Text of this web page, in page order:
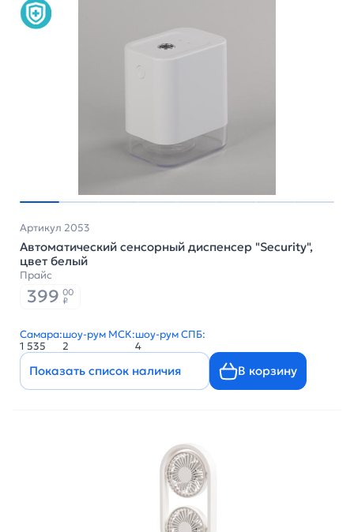
Артикул 2053
Автоматический сенсорный диспенсер "Security",
цвет белый
Прайс
399 00
₽
Самара:
1 535
шоу-рум МСК:
2
шоу-рум СПБ:
4
Показать список наличия В корзину